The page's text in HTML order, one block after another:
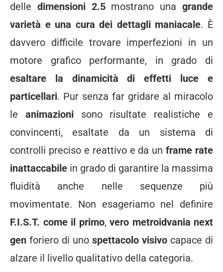
delle dimensioni 2.5mostrano unagrande
varietà e una cura dei dettagli maniacale. È
davvero difficile trovare imperfezioni in un
motore grafico performante, in grado di
esaltare la dinamicità di effetti luce e
particellari. Pur senza far gridare al miracolo
le animazionisono risultate realistiche e
convincenti, esaltate da un sistema di
controlli preciso e reattivo e da unframe rate
inattaccabile in grado di garantire la massima
fluidità anche nelle sequenze più
movimentate. Non esageriamo nel definire
F.I.S.T. come il primo, vero metroidvania next
gen foriero di uno spettacolo visivo capace di
alzare il livello qualitativo della categoria.